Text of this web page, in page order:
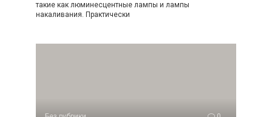
такие как люминесцентные лампы и лампы
накаливания. Практически